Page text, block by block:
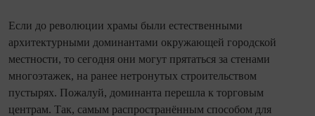
Если до революции храмы были естественными
архитектурными доминантами окружающей городской
местности, то сегодня они могут прятаться за стенами
многоэтажек, на ранее нетронутых строительством
пустырях. Пожалуй, доминанта перешла к торговым
центрам. Так, самым распространённым способом для